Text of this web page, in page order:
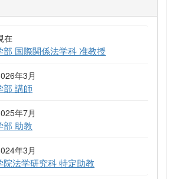
在
部 国際関係法学科 准教授
年3月
部 講師
年7月
部 助教
年3月
法学研究科 特定助教